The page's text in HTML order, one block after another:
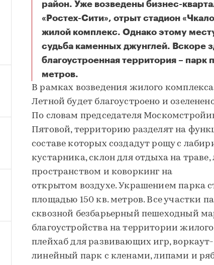
район. Уже возведены бизнес-
«Ростех-Сити», отрыт стадион
жилой комплекс. Однако этому
судьба каменных джунглей. Вскоре
благоустроенная территория – парк
метров.
Новый облик Покровского-Стрешнева
В рамках возведения жилого
Летной будет благоустроено и
По словам председателя
Пятовой, территорию разделят на
составе которых создадут рощу с
кустарника, склон для отдыха на
пространством и коворкинг на
открытом воздухе. Украшением парка
площадью 150 кв. метров. Все участки
сквозной безбарьерный пешеходный
благоустройства на территории
плейхаб для развивающих игр,
линейный парк с кленами, липами и